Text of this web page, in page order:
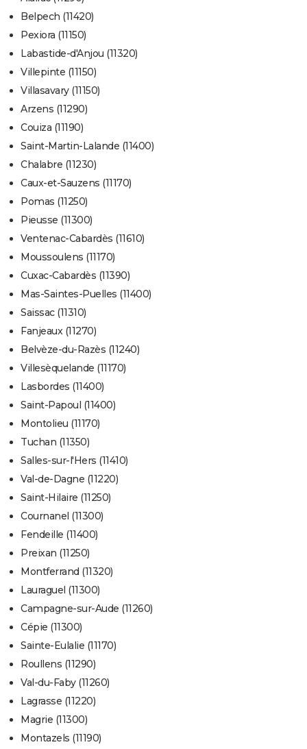
Belpech (11420)
Pexiora (11150)
Labastide-d'Anjou (11320)
Villepinte (11150)
Villasavary (11150)
Arzens (11290)
Couiza (11190)
Saint-Martin-Lalande (11400)
Chalabre (11230)
Caux-et-Sauzens (11170)
Pomas (11250)
Pieusse (11300)
Ventenac-Cabardès (11610)
Moussoulens (11170)
Cuxac-Cabardès (11390)
Mas-Saintes-Puelles (11400)
Saissac (11310)
Fanjeaux (11270)
Belvèze-du-Razès (11240)
Villesèquelande (11170)
Lasbordes (11400)
Saint-Papoul (11400)
Montolieu (11170)
Tuchan (11350)
Salles-sur-l'Hers (11410)
Val-de-Dagne (11220)
Saint-Hilaire (11250)
Cournanel (11300)
Fendeille (11400)
Preixan (11250)
Montferrand (11320)
Lauraguel (11300)
Campagne-sur-Aude (11260)
Cépie (11300)
Sainte-Eulalie (11170)
Roullens (11290)
Val-du-Faby (11260)
Lagrasse (11220)
Magrie (11300)
Montazels (11190)